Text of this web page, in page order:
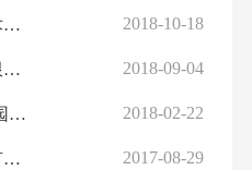
武汉华菲合创供热技术有限公司装修工程“9·11”一般触电事故调查报告 2018-10-18
武汉良品良仓商贸有限公司“7·30” 一般高坠事故调查报告 2018-09-04
武汉美联·奥林匹克花园学校“四期”项目 地下车库“1.12”一般高坠事故调查报告 2018-02-22
武汉瑾辉友市政工程有限公司“8·7”一般坍塌事故调查报告 2017-08-29